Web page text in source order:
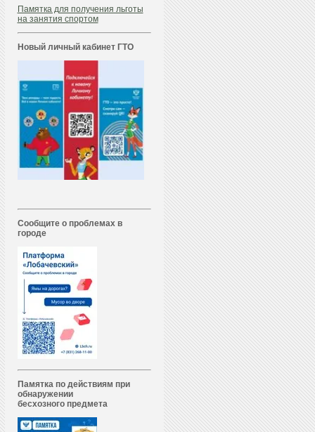
Памятка для получения льготы
на занятия спортом
Новый личный кабинет ГТО
Сообщите о проблемах в
городе
Памятка по действиям при
обнаружении
бесхозного предмета